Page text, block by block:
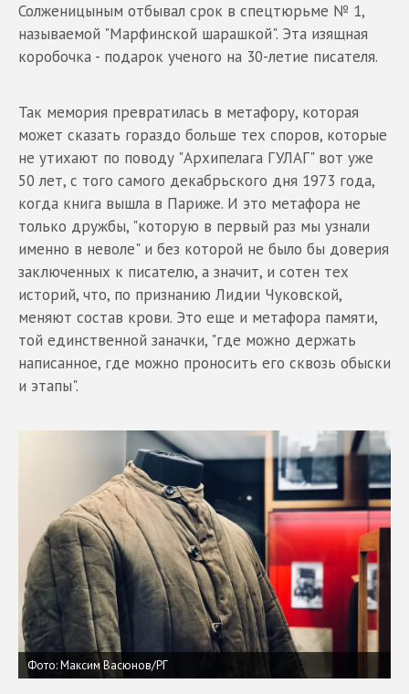
Солженицыным отбывал срок в спецтюрьме № 1,
называемой "Марфинской шарашкой". Эта изящная
коробочка - подарок ученого на 30-летие писателя.
Так мемория превратилась в метафору, которая
может сказать гораздо больше тех споров, которые
не утихают по поводу "Архипелага ГУЛАГ" вот уже
50 лет, с того самого декабрьского дня 1973 года,
когда книга вышла в Париже. И это метафора не
только дружбы, "которую в первый раз мы узнали
именно в неволе" и без которой не было бы доверия
заключенных к писателю, а значит, и сотен тех
историй, что, по признанию Лидии Чуковской,
меняют состав крови. Это еще и метафора памяти,
той единственной заначки, "где можно держать
написанное, где можно проносить его сквозь обыски
и этапы".
Фото: Максим Васюнов/РГ